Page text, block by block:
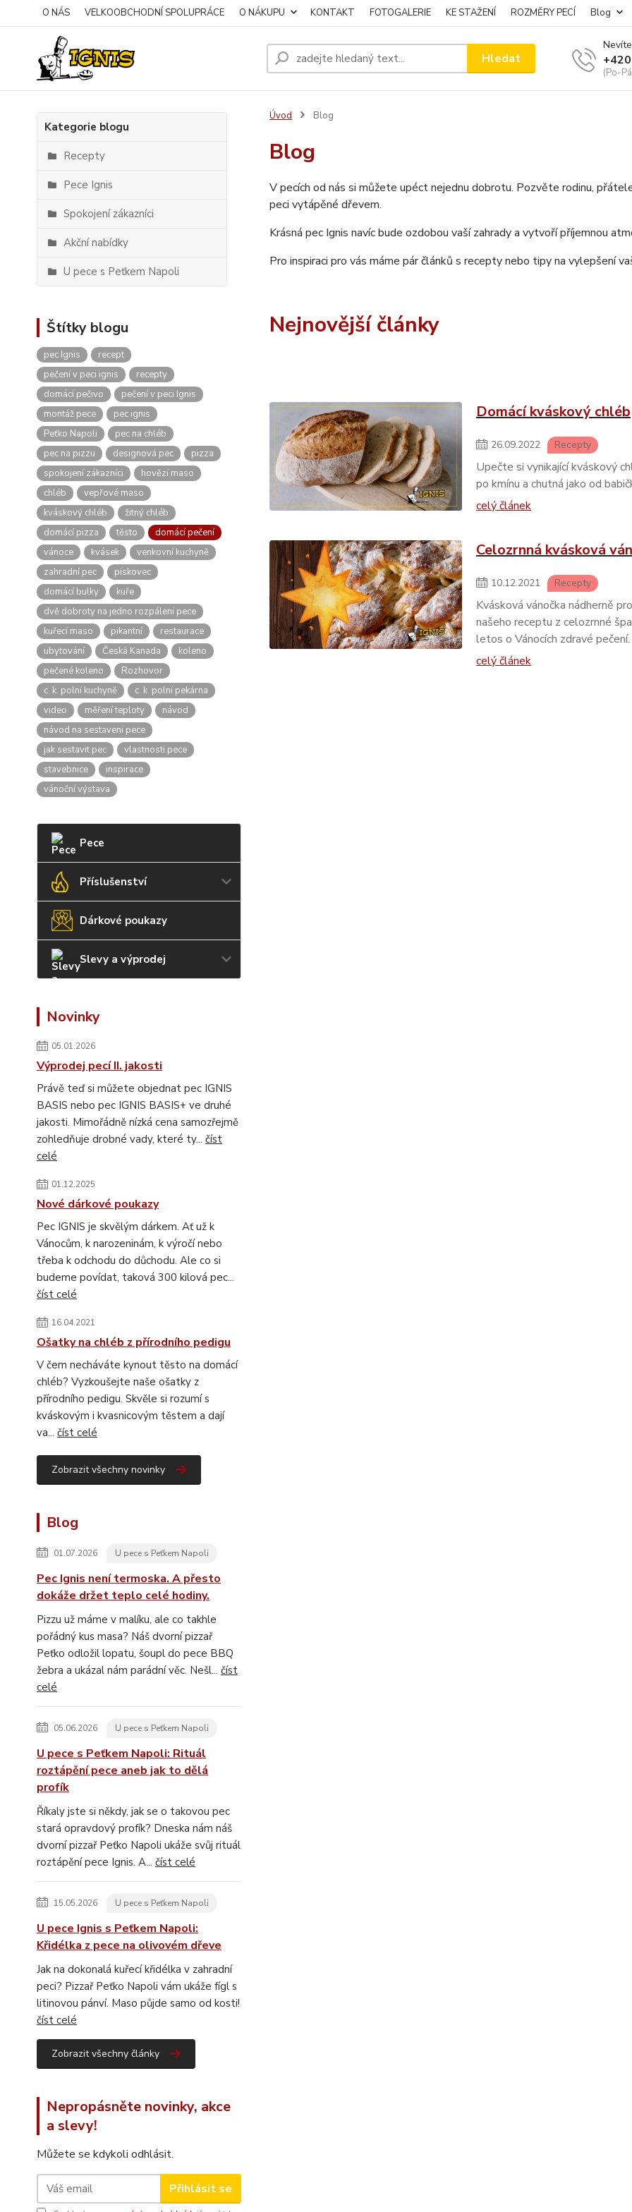
O NÁS VELKOOBCHODNÍ SPOLUPRÁCE O NÁKUPU KONTAKT FOTOGALERIE KE STAŽENÍ ROZMĚRY PECÍ Blog
Hledat
(Po-
Kategorie blogu
Recepty
Pece Ignis
Spokojení zákazníci
Akční nabídky
U pece s Peťkem Napoli
Štítky blogu
pec Ignis
recept
pečení v peci ignis
recepty
domácí pečivo
pečení v peci Ignis
montáž pece
pec ignis
Peťko Napoli
pec na chléb
pec na pizzu
designová pec
pizza
spokojení zákazníci
hovězí maso
chléb
vepřové maso
kváskový chléb
žitný chléb
domácí pizza
těsto
domácí pečení
vánoce
kvásek
venkovní kuchyně
zahradní pec
pískovec
domácí bulky
kuře
dvě dobroty na jedno rozpálení pece
kuřecí maso
pikantní
restaurace
ubytování
Česká Kanada
koleno
pečené koleno
Rozhovor
c. k. polní kuchyně
c. k. polní pekárna
video
měření teploty
návod
návod na sestavení pece
jak sestavit pec
vlastnosti pece
stavebnice
inspirace
vánoční výstava
Pece
Příslušenství
Dárkové poukazy
Slevy a výprodej
Novinky
05.01.2026
Výprodej pecí II. jakosti
Právě teď si můžete objednat pec IGNIS
BASIS nebo pec IGNIS BASIS+ ve druhé
jakosti. Mimořádně nízká cena samozřejmě
zohledňuje drobné vady, které ty... číst
celé
01.12.2025
Nové dárkové poukazy
Pec IGNIS je skvělým dárkem. Ať už k
Vánocům, k narozeninám, k výročí nebo
třeba k odchodu do důchodu. Ale co si
budeme povídat, taková 300 kilová pec...
číst celé
16.04.2021
Ošatky na chléb z přírodního pedigu
V čem necháváte kynout těsto na domácí
chléb? Vyzkoušejte naše ošatky z
přírodního pedigu. Skvěle si rozumí s
kváskovým i kvasnicovým těstem a dají
va... číst celé
Zobrazit všechny novinky
Blog
01.07.2026 U pece s Peťkem Napoli
Pec Ignis není termoska. A přesto
dokáže držet teplo celé hodiny.
Pizzu už máme v malíku, ale co takhle
pořádný kus masa? Náš dvorní pizzař
Peťko odložil lopatu, šoupl do pece BBQ
žebra a ukázal nám parádní věc. Nešl... číst
celé
05.06.2026 U pece s Peťkem Napoli
U pece s Peťkem Napoli: Rituál
roztápění pece aneb jak to dělá
profík
Říkaly jste si někdy, jak se o takovou pec
stará opravdový profík? Dneska nám náš
dvorní pizzař Peťko Napoli ukáže svůj rituál
roztápění pece Ignis. A... číst celé
15.05.2026 U pece s Peťkem Napoli
U pece Ignis s Peťkem Napoli:
Křidélka z pece na olivovém dřeve
Jak na dokonalá kuřecí křidélka v zahradní
peci? Pizzař Peťko Napoli vám ukáže fígl s
litinovou pánví. Maso půjde samo od kosti!
číst celé
Zobrazit všechny články
Nepropásněte novinky, akce
a slevy!
Můžete se kdykoli odhlásit.
Přihlásit se
Úvod Blog
Blog
V pecích od nás si můžete upéct nejednu dobrotu. Pozvěte rodinu,
peci vytápěné dřevem.
Krásná pec Ignis navíc bude ozdobou vaší zahrady a vytvoří příjemnou
Pro inspiraci pro vás máme pár článků s recepty nebo tipy na vylepšení
Nejnovější články
Domácí kváskový chléb
26.09.2022 Recepty
Upečte si vynikající kváskový
po kmínu a chutná jako od
celý článek
Celozrnná kvásková
10.12.2021 Recepty
Kvásková vánočka nádherně
našeho receptu z celozrnné
letos o Vánocích zdravé pečení.
celý článek